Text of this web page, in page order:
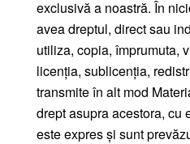
exclusivă a noastră. În
avea dreptul, direct sau
utiliza, copia, împrumuta,
licenția, sublicenția,
transmite în alt mod
drept asupra acestora, cu
este expres și sunt